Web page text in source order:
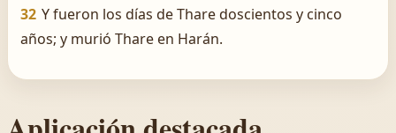
32 Y fueron los días de Thare doscientos y cinco
años; y murió Thare en Harán.